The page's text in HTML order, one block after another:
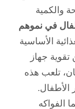
والكمية
في نموهم
الأساسية
تقوية جهاز
تلعب هذه
الأطفال.
الفواكه